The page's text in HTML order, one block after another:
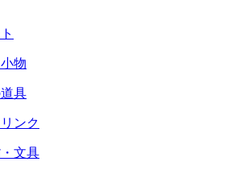
物
具
ンク
文具